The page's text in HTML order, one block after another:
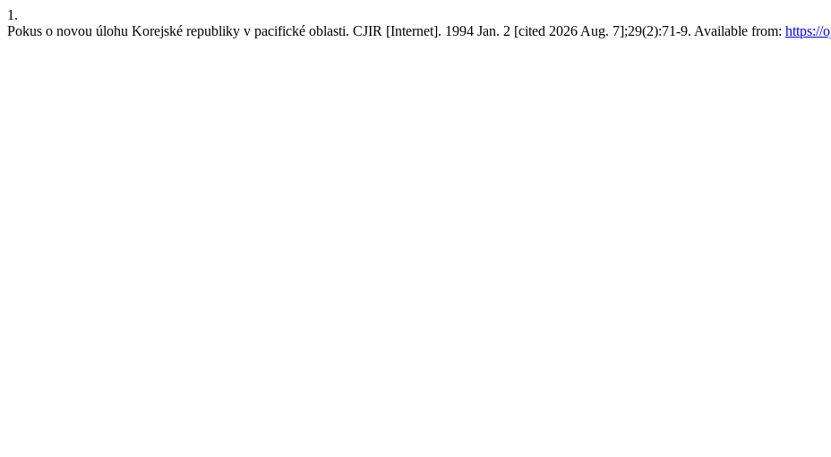
1.
Pokus o novou úlohu Korejské republiky v pacifické oblasti. CJIR [Internet]. 1994 Jan. 2 [cited 2026 Aug. 7];29(2):71-9. Available from: https://